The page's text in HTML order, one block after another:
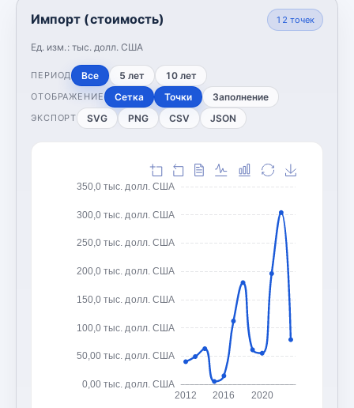
Импорт (стоимость)
Ед. изм.: тыс. долл. США
12 точек
ПЕРИОД Все 5 лет 10 лет
ОТОБРАЖЕНИЕ Сетка Точки Заполнение
ЭКСПОРТ SVG PNG CSV JSON
0,00 тыс. долл. США
50,00 тыс. долл. США
100,0 тыс. долл. США
150,0 тыс. долл. США
200,0 тыс. долл. США
250,0 тыс. долл. США
300,0 тыс. долл. США
350,0 тыс. долл. США
2012 2016 2020